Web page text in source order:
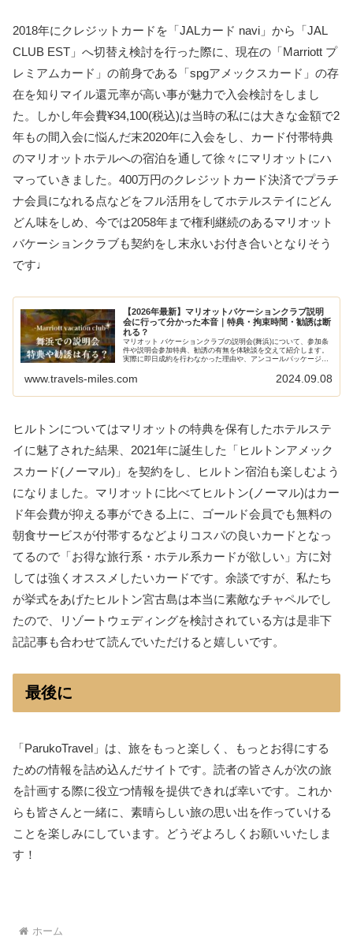
2018年にクレジットカードを「JALカード navi」から「JAL
CLUB EST」へ切替え検討を行った際に、現在の「Marriott プ
レミアムカード」の前身である「spgアメックスカード」の存
在を知りマイル還元率が高い事が魅力で入会検討をしまし
た。しかし年会費¥34,100(税込)は当時の私には大きな金額で2
年もの間入会に悩んだ末2020年に入会をし、カード付帯特典
のマリオットホテルへの宿泊を通して徐々にマリオットにハ
マっていきました。400万円のクレジットカード決済でプラチ
ナ会員になれる点などをフル活用をしてホテルステイにどん
どん味をしめ、今では2058年まで権利継続のあるマリオット
バケーションクラブも契約をし末永いお付き合いとなりそう
です♩
【2026年最新】マリオットバケーションクラブ説明
会に行って分かった本音｜特典・拘束時間・勧誘は断
れる？
マリオット バケーションクラブの説明会(舞浜)について、参加条
件や説明会参加特典、勧誘の有無を体験談を交えて紹介します。
実際に即日成約を行わなかった理由や、アンコールパッケージ参
トバケーションクラブの説明会に参加予定がある方で不明点があ
ればお気軽に質問ください。
www.travels-miles.com 2024.09.08
ヒルトンについてはマリオットの特典を保有したホテルステ
イに魅了された結果、2021年に誕生した「ヒルトンアメック
スカード(ノーマル)」を契約をし、ヒルトン宿泊も楽しむよう
になりました。マリオットに比べてヒルトン(ノーマル)はカー
ド年会費が抑える事ができる上に、ゴールド会員でも無料の
朝食サービスが付帯するなどよりコスパの良いカードとなっ
てるので「お得な旅行系・ホテル系カードが欲しい」方に対
しては強くオススメしたいカードです。余談ですが、私たち
が挙式をあげたヒルトン宮古島は本当に素敵なチャペルでし
たので、リゾートウェディングを検討されている方は是非下
記記事も合わせて読んでいただけると嬉しいです。
最後に
「ParukoTravel」は、旅をもっと楽しく、もっとお得にする
ための情報を詰め込んだサイトです。読者の皆さんが次の旅
を計画する際に役立つ情報を提供できれば幸いです。これか
らも皆さんと一緒に、素晴らしい旅の思い出を作っていける
ことを楽しみにしています。どうぞよろしくお願いいたしま
す！
ホーム